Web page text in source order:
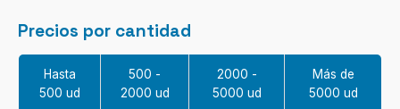
Precios por cantidad
Hasta
500 ud
500 -
2000 ud
2000 -
5000 ud
Más de
5000 ud